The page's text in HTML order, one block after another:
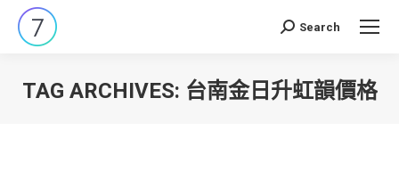
Search:
Search
TAG ARCHIVES: 台南金日升虹韻價格